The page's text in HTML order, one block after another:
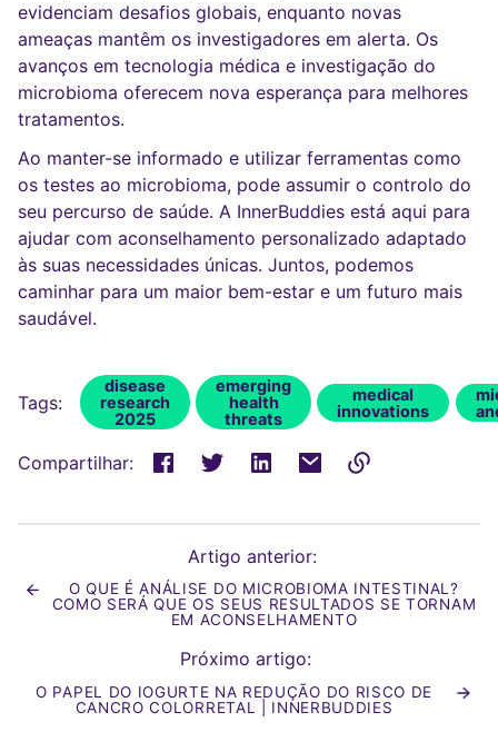
evidenciam desafios globais, enquanto novas
ameaças mantêm os investigadores em alerta. Os
avanços em tecnologia médica e investigação do
microbioma oferecem nova esperança para melhores
tratamentos.
Ao manter-se informado e utilizar ferramentas como
os testes ao microbioma, pode assumir o controlo do
seu percurso de saúde. A InnerBuddies está aqui para
ajudar com aconselhamento personalizado adaptado
às suas necessidades únicas. Juntos, podemos
caminhar para um maior bem-estar e um futuro mais
saudável.
Tags:
disease
research
2025
emerging
health
threats
medical
innovations
Compartilhar:
copiado
área
de
transferência
Artigo anterior:
O QUE É ANÁLISE DO MICROBIOMA INTESTINAL?
COMO SERÁ QUE OS SEUS RESULTADOS SE TORNAM
EM ACONSELHAMENTO
Próximo artigo:
O PAPEL DO IOGURTE NA REDUÇÃO DO RISCO DE
CANCRO COLORRETAL | INNERBUDDIES